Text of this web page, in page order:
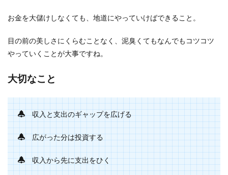
お金を大儲けしなくても、地道にやっていけばできること。
目の前の美しさにくらむことなく、泥臭くてもなんでもコツコツ
やっていくことが大事ですね。
大切なこと
収入と支出のギャップを広げる
広がった分は投資する
収入から先に支出をひく